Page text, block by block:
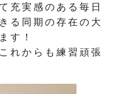
充実感のある毎日
る同期の存在の大
す！
れからも練習頑張